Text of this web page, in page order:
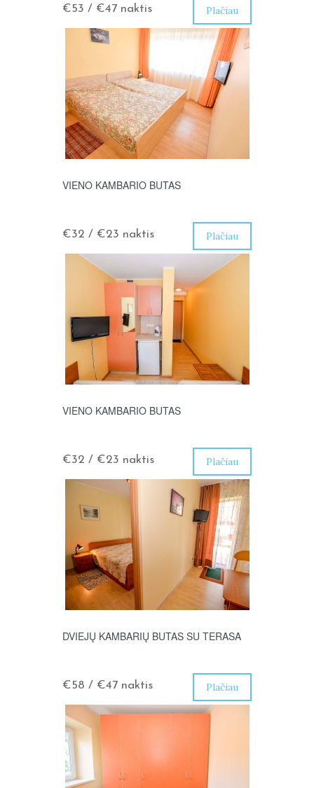
€53 / €47 naktis Plačiau
VIENO KAMBARIO BUTAS
€32 / €23 naktis Plačiau
VIENO KAMBARIO BUTAS
€32 / €23 naktis Plačiau
DVIEJŲ KAMBARIŲ BUTAS SU TERASA
€58 / €47 naktis Plačiau